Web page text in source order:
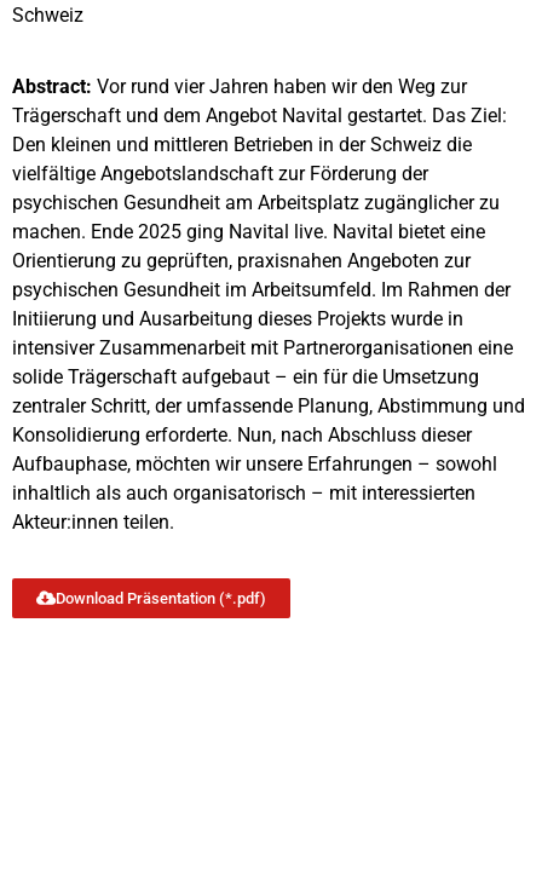
Schweiz
Abstract: Vor rund vier Jahren haben wir den Weg zur
Trägerschaft und dem Angebot Navital gestartet. Das Ziel:
Den kleinen und mittleren Betrieben in der Schweiz die
vielfältige Angebotslandschaft zur Förderung der
psychischen Gesundheit am Arbeitsplatz zugänglicher zu
machen. Ende 2025 ging Navital live. Navital bietet eine
Orientierung zu geprüften, praxisnahen Angeboten zur
psychischen Gesundheit im Arbeitsumfeld. Im Rahmen der
Initiierung und Ausarbeitung dieses Projekts wurde in
intensiver Zusammenarbeit mit Partnerorganisationen eine
solide Trägerschaft aufgebaut – ein für die Umsetzung
zentraler Schritt, der umfassende Planung, Abstimmung und
Konsolidierung erforderte. Nun, nach Abschluss dieser
Aufbauphase, möchten wir unsere Erfahrungen – sowohl
inhaltlich als auch organisatorisch – mit interessierten
Akteur:innen teilen.
Download Präsentation (*.pdf)